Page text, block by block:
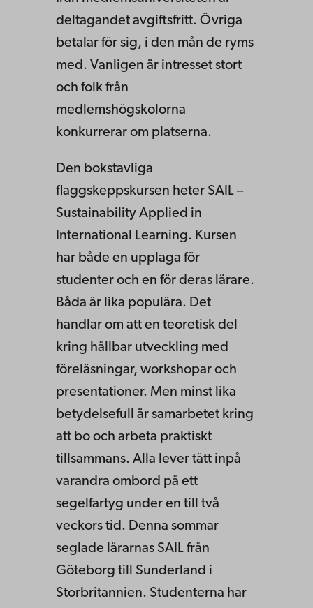
deltagandet avgiftsfritt. Övriga
betalar för sig, i den mån de ryms
med. Vanligen är intresset stort
och folk från
medlemshögskolorna
konkurrerar om platserna.
Den bokstavliga
flaggskeppskursen heter SAIL –
Sustainability Applied in
International Learning. Kursen
har både en upplaga för
studenter och en för deras lärare.
Båda är lika populära. Det
handlar om att en teoretisk del
kring hållbar utveckling med
föreläsningar, workshopar och
presentationer. Men minst lika
betydelsefull är samarbetet kring
att bo och arbeta praktiskt
tillsammans. Alla lever tätt inpå
varandra ombord på ett
segelfartyg under en till två
veckors tid. Denna sommar
seglade lärarnas SAIL från
Göteborg till Sunderland i
Storbritannien. Studenterna har